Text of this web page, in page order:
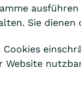
Sie
Website